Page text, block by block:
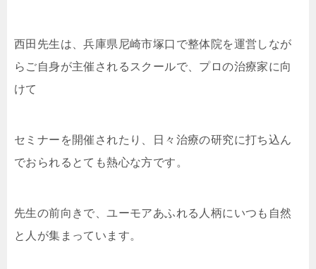
西田先生は、兵庫県尼崎市塚口で整体院を運営しなが
らご自身が主催されるスクールで、プロの治療家に向
けて
セミナーを開催されたり、日々治療の研究に打ち込ん
でおられるとても熱心な方です。
先生の前向きで、ユーモアあふれる人柄にいつも自然
と人が集まっています。